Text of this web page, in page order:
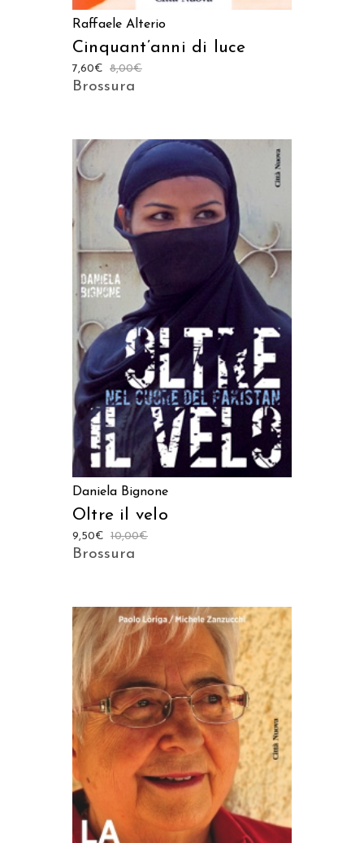
Raffaele Alterio
Cinquant’anni di luce
8,00€
7,60€
Brossura
AGGIUNGI AL CARRELLO
Daniela Bignone
Oltre il velo
10,00€
9,50€
Brossura
AGGIUNGI AL CARRELLO